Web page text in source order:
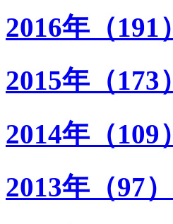
2016年（191）
2015年（173）
2014年（109）
2013年（97）